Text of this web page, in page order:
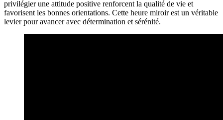
privilégier une attitude positive renforcent la qualité de vie et
favorisent les bonnes orientations. Cette heure miroir est un véritable
levier pour avancer avec détermination et sérénité.